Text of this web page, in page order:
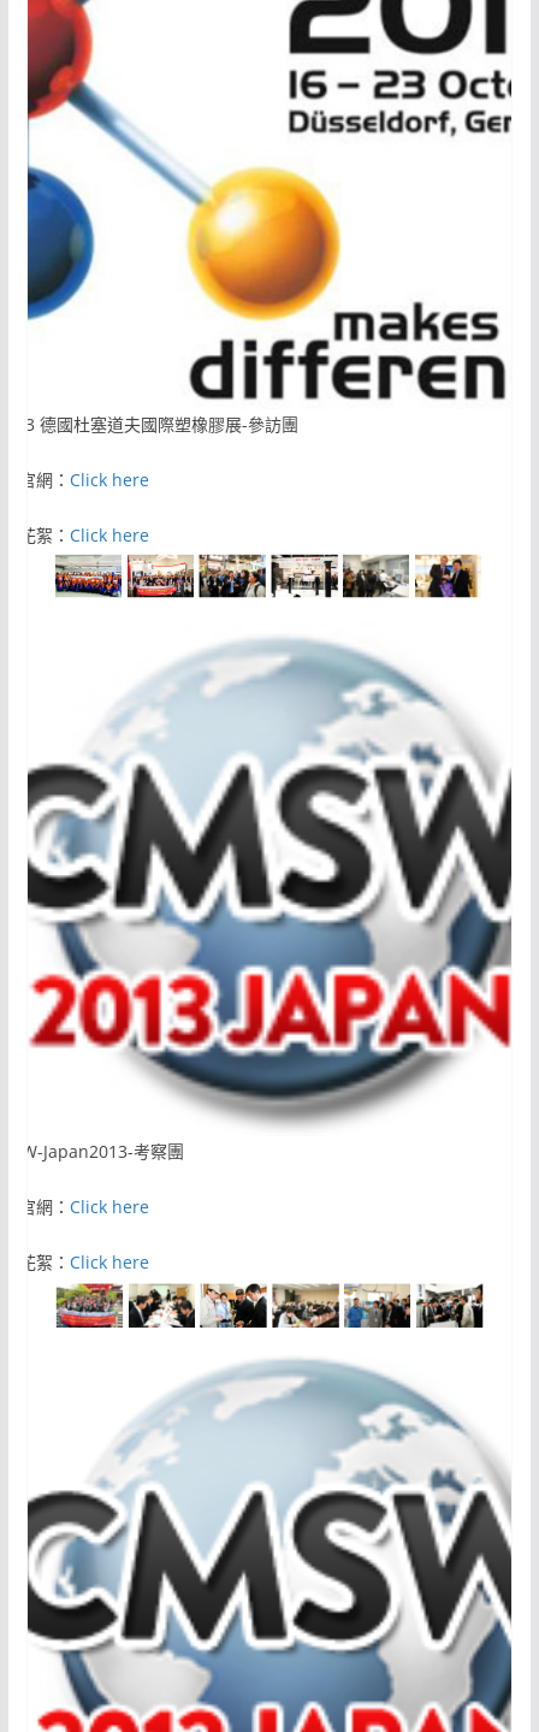
德國杜塞道夫國際塑橡膠展-參訪團
官網： Click here
花絮： Click here
Japan2013-考察團
官網： Click here
花絮： Click here